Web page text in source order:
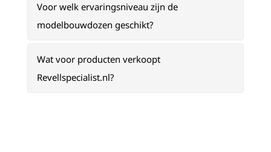
Voor welk ervaringsniveau zijn de
modelbouwdozen geschikt?
Wat voor producten verkoopt
Revellspecialist.nl?